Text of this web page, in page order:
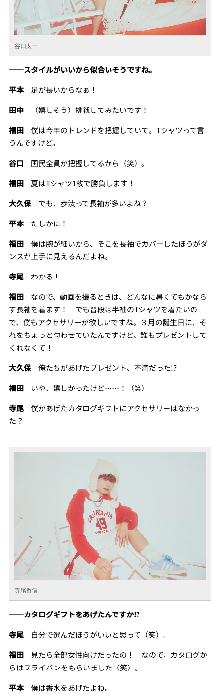
谷口太一
――スタイルがいいから似合いそうですね。
平本足が長いからなぁ！
田中（嬉しそう）挑戦してみたいです！
福田僕は今年のトレンドを把握していて。Tシャツって言
うんですけど。
谷口 国民全員が把握してるから（笑）。
福田夏はTシャツ1枚で勝負します！
大久保でも、歩汰って長袖が多いよね？
平本たしかに！
福田僕は腕が細いから、そこを長袖でカバーしたほうがダ
ンスが上手に見えるんだよね。
寺尾わかる！
福田なので、動画を撮るときは、どんなに暑くてもかなら
ず長袖を着ます！ でも普段は半袖のTシャツを着たいの
で、僕もアクセサリーが欲しいですね。３月の誕生日に、そ
れをちょっと匂わせていたんですけど、誰もプレゼントして
くれなくて！
大久保俺たちがあげたプレゼント、不満だった!?
福田いや、嬉しかったけど……！（笑）
寺尾僕があげたカタログギフトにアクセサリーはなかっ
た？
寺尾香信
――カタログギフトをあげたんですか!?
寺尾自分で選んだほうがいいと思って（笑）。
福田見たら全部女性向けだったの！ なので、カタログか
らはフライパンをもらいました（笑）。
平本僕は香水をあげたよね。